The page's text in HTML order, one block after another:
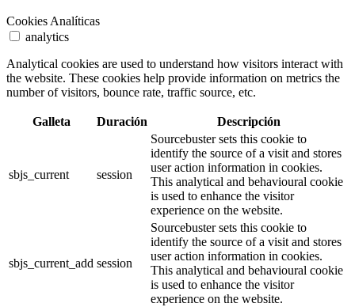
Cookies Analíticas
analytics
Analytical cookies are used to understand how visitors interact with
the website. These cookies help provide information on metrics the
number of visitors, bounce rate, traffic source, etc.
Galleta Duración Descripción
sbjs_current session
Sourcebuster sets this cookie to
identify the source of a visit and stores
user action information in cookies.
This analytical and behavioural cookie
is used to enhance the visitor
experience on the website.
sbjs_current_add session
Sourcebuster sets this cookie to
identify the source of a visit and stores
user action information in cookies.
This analytical and behavioural cookie
is used to enhance the visitor
experience on the website.